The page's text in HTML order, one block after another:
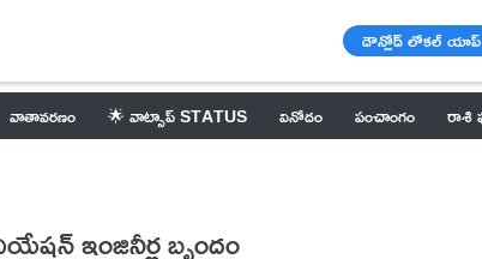
డౌన్లోడ్ లోకల్ యాప్
వాతావరణం 🌟 వాట్సాప్ STATUS వినోదం పంచాంగం రాశి
ఇంజినీర్ల బృందం